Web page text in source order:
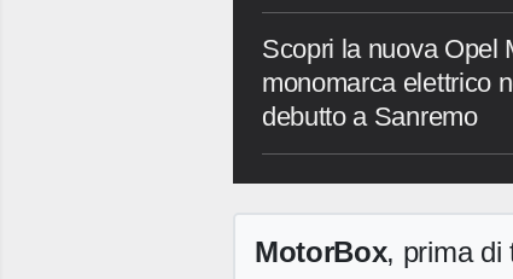
Scopri la nuova Opel
monomarca elettrico
debutto a Sanremo
MotorBox, prima di